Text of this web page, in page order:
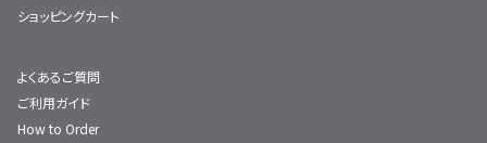
ショッピングカート
よくあるご質問
ご利用ガイド
How to Order